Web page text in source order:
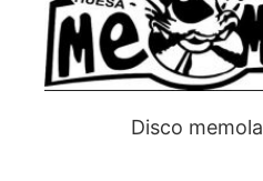
Disco memola